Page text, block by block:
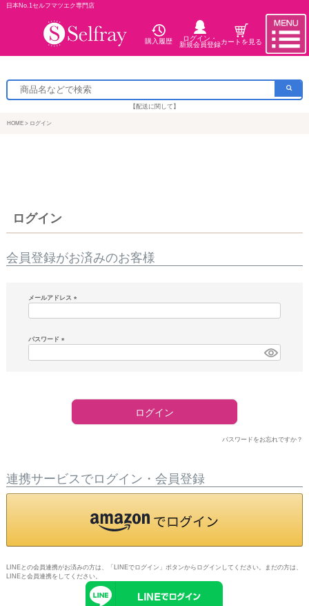
日本No.1セルフマツエク専門店
購入履歴
ログイン・
新規会員登録カートを見る
【配送に関して】
HOME ログイン
ログイン
会員登録がお済みのお客様
メールアドレス
須)
パスワード
須)
ログイン
パスワードをお忘れですか？
連携サービスでログイン・会員登録
LINEとの会員連携がお済みの方は、「LINEでログイン」ボタンからログインしてください。まだの方は、
LINEと会員連携 をしてください。